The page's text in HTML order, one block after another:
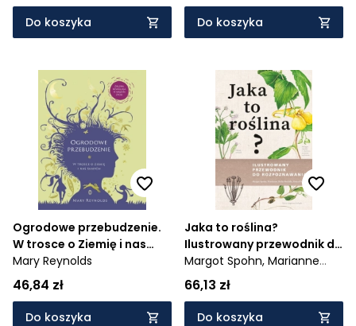
Do koszyka Do koszyka
Ogrodowe przebudzenie.
W trosce o Ziemię i nas
samych
Mary Reynolds
46,84 zł
Do koszyka
Jaka to roślina?
Ilustrowany przewodnik do
rozpoznawania
Margot Spohn, Marianne
Golte-Bechtle,
Spohn
66,13 zł
Do koszyka